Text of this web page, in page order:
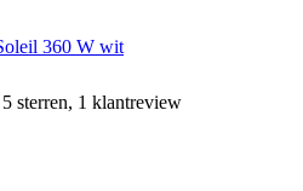
360 W wit
sterren, 1 klantreview